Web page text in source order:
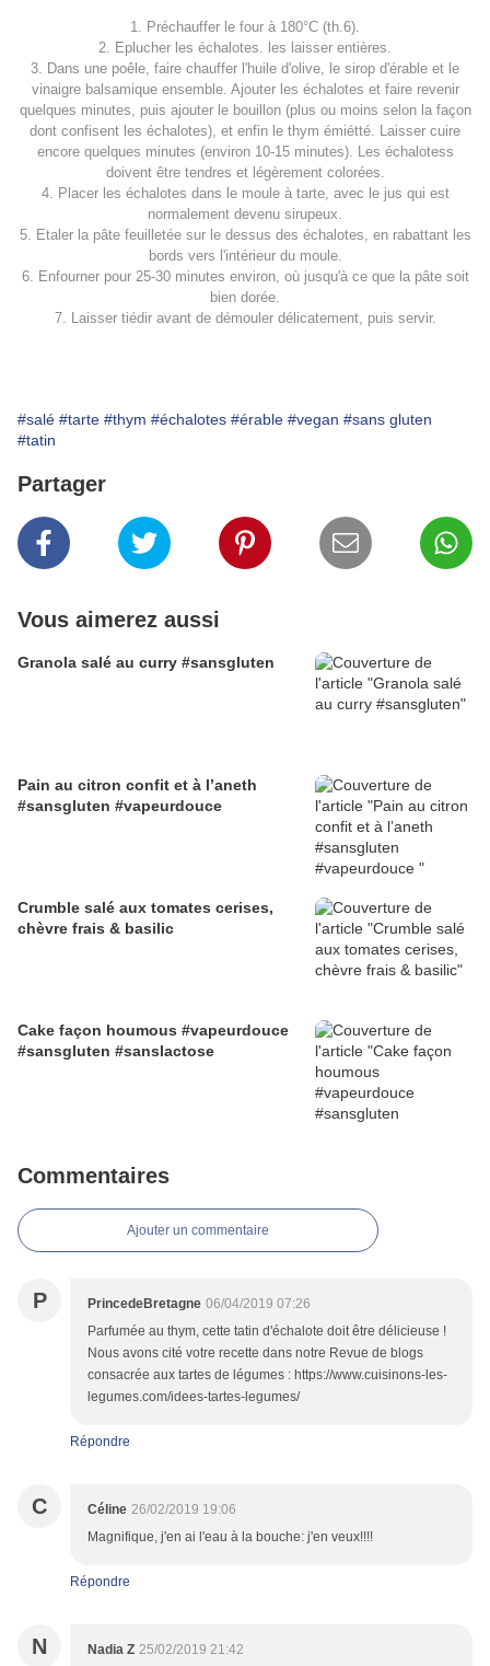
1. Préchauffer le four à 180°C (th.6).
2. Eplucher les échalotes. les laisser entières.
3. Dans une poêle, faire chauffer l'huile d'olive, le sirop d'érable et le
vinaigre balsamique ensemble. Ajouter les échalotes et faire revenir
quelques minutes, puis ajouter le bouillon (plus ou moins selon la façon
dont confisent les échalotes), et enfin le thym émiétté. Laisser cuire
encore quelques minutes (environ 10-15 minutes). Les échalotess
doivent être tendres et légèrement colorées.
4. Placer les échalotes dans le moule à tarte, avec le jus qui est
normalement devenu sirupeux.
5. Etaler la pâte feuilletée sur le dessus des échalotes, en rabattant les
bords vers l'intérieur du moule.
6. Enfourner pour 25-30 minutes environ, où jusqu'à ce que la pâte soit
bien dorée.
7. Laisser tiédir avant de démouler délicatement, puis servir.
#salé #tarte #thym #échalotes #érable #vegan #sans gluten
#tatin
Partager
Vous aimerez aussi
Granola salé au curry #sansgluten
Pain au citron confit et à l’aneth
#sansgluten #vapeurdouce
Crumble salé aux tomates cerises,
chèvre frais & basilic
Cake façon houmous #vapeurdouce
#sansgluten #sanslactose
Commentaires
Ajouter un commentaire
P PrincedeBretagne 06/04/2019 07:26
Parfumée au thym, cette tatin d'échalote doit être délicieuse !
Nous avons cité votre recette dans notre Revue de blogs
consacrée aux tartes de légumes : https://www.cuisinons-les-
legumes.com/idees-tartes-legumes/
Répondre
C Céline 26/02/2019 19:06
Magnifique, j'en ai l'eau à la bouche: j'en veux!!!!
Répondre
N Nadia Z 25/02/2019 21:42